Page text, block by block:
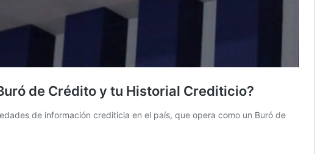
de Crédito y tu Historial Crediticio?
de información crediticia en el país, que opera como un Buró de